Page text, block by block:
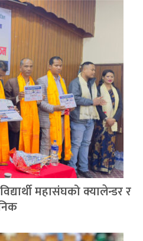
महासंघको क्यालेन्डर र